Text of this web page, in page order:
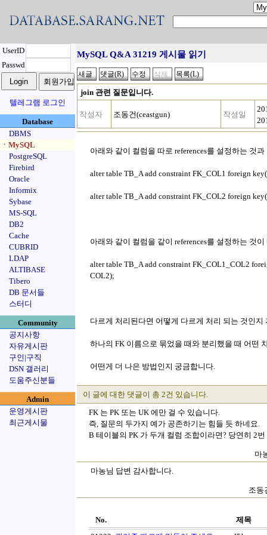
UserID
Passwd
텔레그램 로그인
Database
DBMS
ㆍMySQL
PostgreSQL
Firebird
Oracle
Informix
Sybase
MS-SQL
DB2
Cache
CUBRID
LDAP
ALTIBASE
Tibero
DB 문서들
스터디
Community
공지사항
자유게시판
구인|구직
DSN 갤러리
도움주신분들
Admin
운영게시판
최근게시물
MySQL Q&A 31219 게시물 읽기
join 관련 질문입니다.
작성자 조동건(ceastgun) 작성일
아래와 같이 컬럼을 따로 references를 설정하는 것과
alter table TB_A add constraint FK_COL1 foreign
alter table TB_A add constraint FK_COL2 foreign
아래와 같이 컬럼을 같이 references를 설정하는 것
alter table TB_A add constraint FK_COL1_COL2
COL2);
다르게 처리된다면 어떻게 다르게 처리 되는 것인지
하나의 FK 이름으로 묶었을 때와 분리했을 때 어떤
어떤게 더 나은 방법인지 궁금합니다.
이 글에 대한 댓글이 총 2건 있습니다.
FK 는 PK 또는 UK 에만 걸 수 있습니다.
즉, 질문의 두가지 예가 공존하기는 힘들 듯 하네요.
B 테이블의 PK 가 두개 컬럼 조합이라면? 당연히 2
마
마농님 답변 감사합니다.
조동
No.
제목